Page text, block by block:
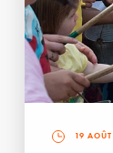
19 AOÛT